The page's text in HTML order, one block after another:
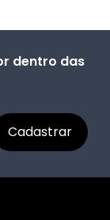
dentro das